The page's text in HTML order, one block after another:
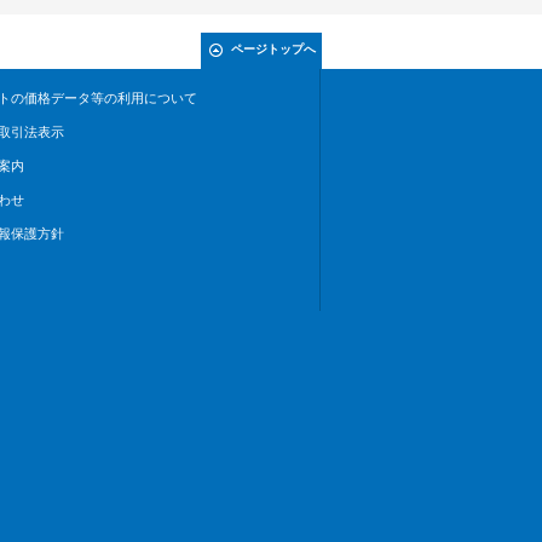
ページトップへ
の価格データ等の利用について
引法表示
内
せ
保護方針